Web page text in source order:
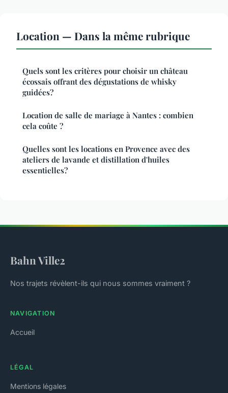
Location — Dans la même rubrique
Quels sont les critères pour choisir un château
écossais offrant des dégustations de whisky
guidées?
Location de salle de mariage à Nantes : combien
cela coûte ?
Quelles sont les locations en Provence avec des
ateliers de lavande et distillation d'huiles
essentielles?
Bahn Ville2
Nos trajets révèlent-ils qui nous sommes vraiment ?
NAVIGATION
Accueil
LÉGAL
Mentions légales